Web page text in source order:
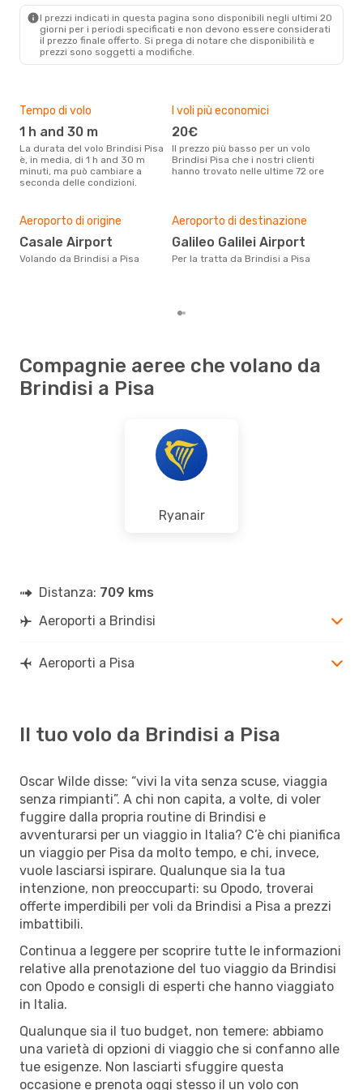
I prezzi indicati in questa pagina sono disponibili negli ultimi 20
giorni per i periodi specificati e non devono essere considerati
il ​​prezzo finale offerto. Si prega di notare che disponibilità e
prezzi sono soggetti a modifiche.
Tempo di volo
1 h and 30 m
La durata del volo Brindisi Pisa
è, in media, di 1 h and 30 m
minuti, ma può cambiare a
seconda delle condizioni.
I voli più economici
20€
Il prezzo più basso per un volo
Brindisi Pisa che i nostri clienti
hanno trovato nelle ultime 72 ore
Aeroporto di origine
Casale Airport
Volando da Brindisi a Pisa
Aeroporto di destinazione
Galileo Galilei Airport
Per la tratta da Brindisi a Pisa
Compagnie aeree che volano da
Brindisi a Pisa
Ryanair
Distanza: 709 kms
Aeroporti a Brindisi
Aeroporti a Pisa
Il tuo volo da Brindisi a Pisa
Oscar Wilde disse: “vivi la vita senza scuse, viaggia
senza rimpianti”. A chi non capita, a volte, di voler
fuggire dalla propria routine di Brindisi e
avventurarsi per un viaggio in Italia? C’è chi pianifica
un viaggio per Pisa da molto tempo, e chi, invece,
vuole lasciarsi ispirare. Qualunque sia la tua
intenzione, non preoccuparti: su Opodo, troverai
offerte imperdibili per voli da Brindisi a Pisa a prezzi
imbattibili.
Continua a leggere per scoprire tutte le informazioni
relative alla prenotazione del tuo viaggio da Brindisi
con Opodo e consigli di esperti che hanno viaggiato
in Italia.
Qualunque sia il tuo budget, non temere: abbiamo
una varietà di opzioni di viaggio che si confanno alle
tue esigenze. Non lasciarti sfuggire questa
occasione e prenota oggi stesso il un volo con